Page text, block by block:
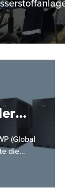
(Global
die